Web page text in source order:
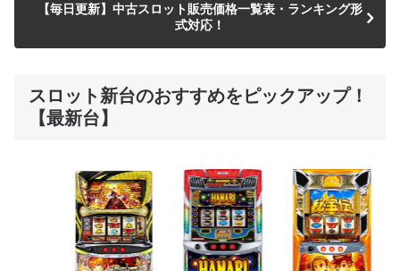
【毎日更新】中古スロット販売価格一覧表・ランキング形
式対応！
スロット新台のおすすめをピックアップ！
【最新台】